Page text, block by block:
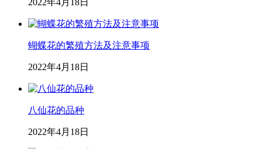
2022年4月18日
蝴蝶花的繁殖方法及注意事项
2022年4月18日
八仙花的品种
2022年4月18日